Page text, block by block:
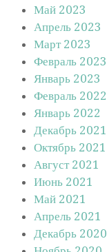
Май 2023
Апрель 2023
Март 2023
Февраль 2023
Январь 2023
Февраль 2022
Январь 2022
Декабрь 2021
Октябрь 2021
Август 2021
Июнь 2021
Май 2021
Апрель 2021
Декабрь 2020